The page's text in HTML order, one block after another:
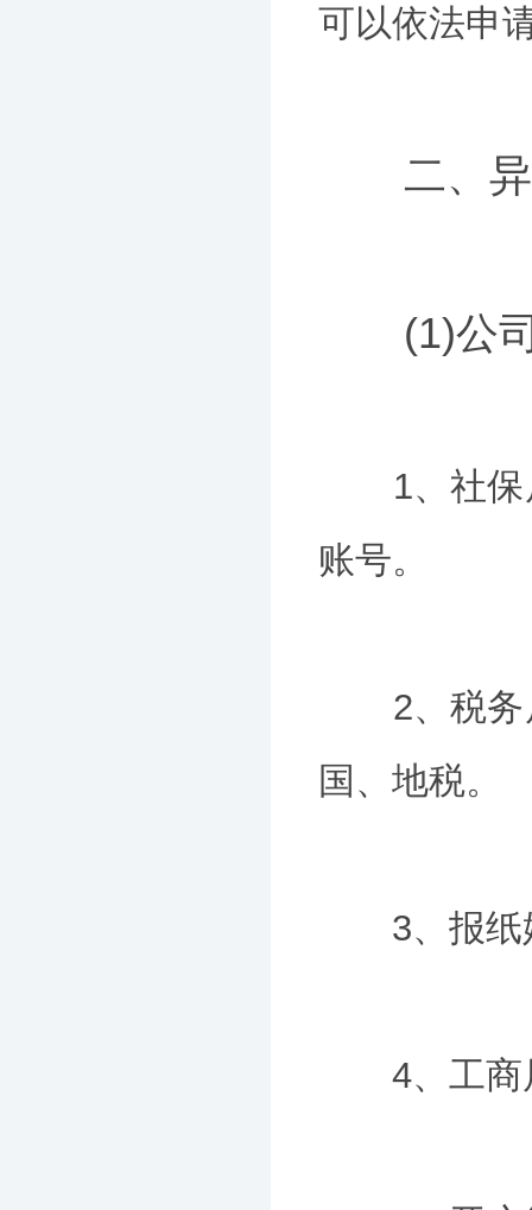
可以依法申
二、异
(1)公司
1、社保局
账号。
2、税务局
国、地税。
3、报纸媒
4、工商局